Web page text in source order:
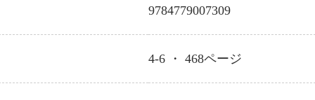
9784779007309
4-6 ・468ページ